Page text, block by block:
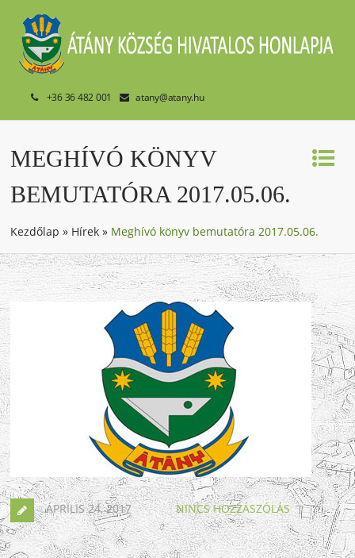
+36 36 482 001 atany@atany.hu
MEGHÍVÓ KÖNYV
BEMUTATÓRA 2017.05.06.
Kezdőlap » Hírek » Meghívó könyv bemutatóra 2017.05.06.
ÁPRILIS 24, 2017 NINCS HOZZÁSZÓLÁS